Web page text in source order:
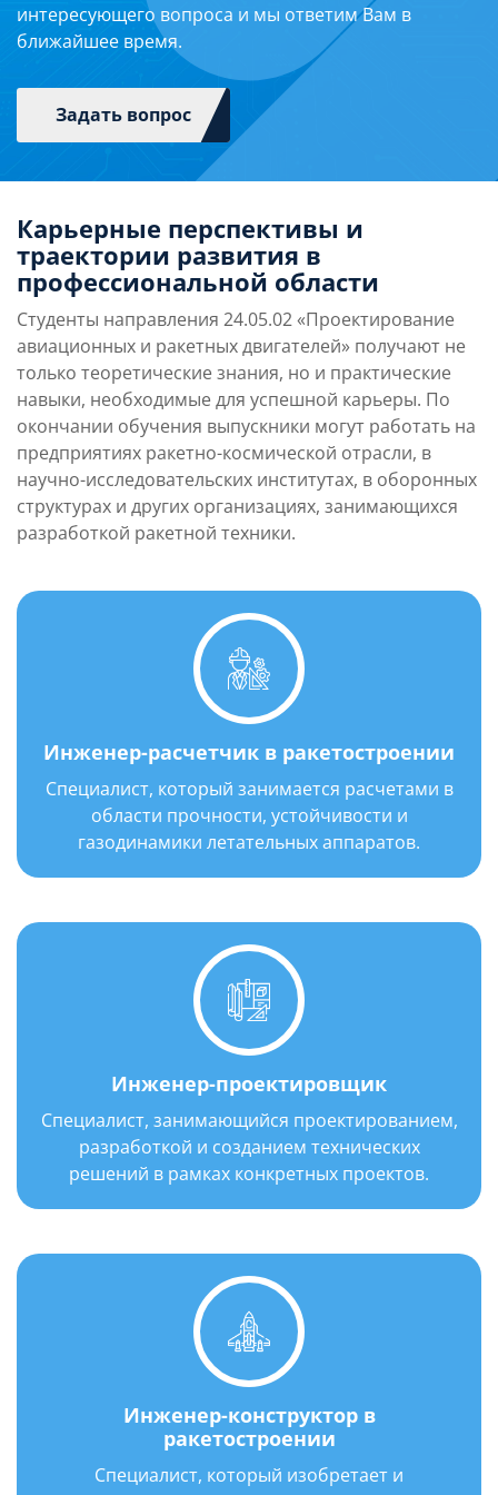
Год выпуска: 1970 г.
Главный конструктор поршневых двигателей для
малогабаритных торпед комплексов
противолодочной защиты надводных кораблей и
В настоящее время заместитель генерального
директора-главный конструктор морского
подводного оружия (торпеды, мины, подводные
беспилотники) в АО «НИИ мортеплотехники».
интересующего вопроса и мы ответим Вам в
ближайшее время.
Задать вопрос
Карьерные перспективы и
траектории развития в
профессиональной области
Студенты направления 24.05.02 «Проектирование
авиационных и ракетных двигателей» получают не
только теоретические знания, но и практические
навыки, необходимые для успешной карьеры. По
окончании обучения выпускники могут работать на
предприятиях ракетно-космической отрасли, в
научно-исследовательских институтах, в оборонных
структурах и других организациях, занимающихся
разработкой ракетной техники.
Инженер-расчетчик в ракетостроении
Специалист, который занимается расчетами в
области прочности, устойчивости и
газодинамики летательных аппаратов.
Инженер-проектировщик
Специалист, занимающийся проектированием,
разработкой и созданием технических
решений в рамках конкретных проектов.
Инженер-конструктор в
ракетостроении
Специалист, который изобретает и